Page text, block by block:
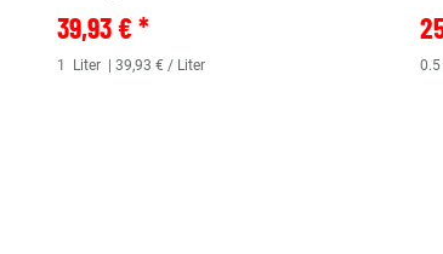
39,93 € *
1 Liter | 39,93 € / Liter 0.5